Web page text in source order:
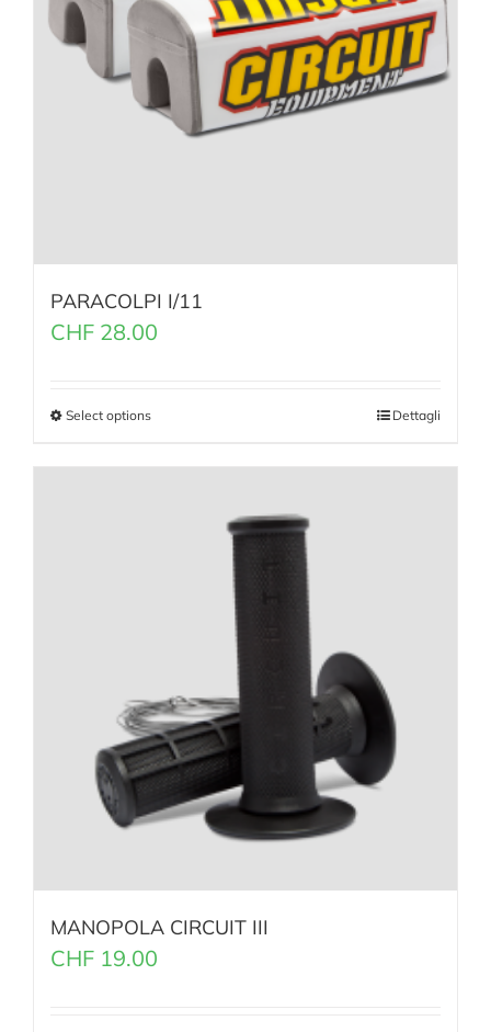
PARACOLPI I/11
CHF 28.00
Select options Dettagli
MANOPOLA CIRCUIT III
CHF 19.00